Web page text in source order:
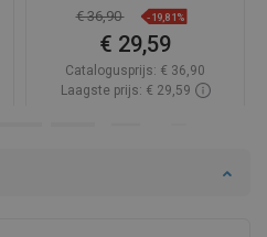
€ 36,90 -19,81%
€ 29,59
Catalogusprijs: € 36,90
Laagste prijs: € 29,59